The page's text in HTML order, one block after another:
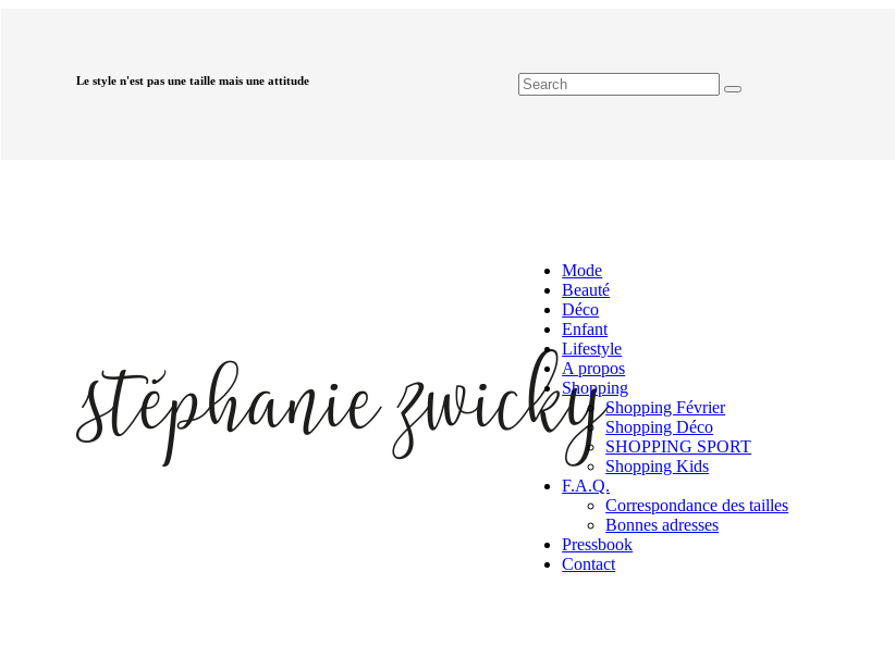
Le style n'est pas une taille mais une attitude
Mode
Beauté
Déco
Enfant
Lifestyle
A propos
Shopping
Shopping Février
Shopping Déco
SHOPPING SPORT
Shopping Kids
F.A.Q.
Correspondance des tailles
Bonnes adresses
Pressbook
Contact